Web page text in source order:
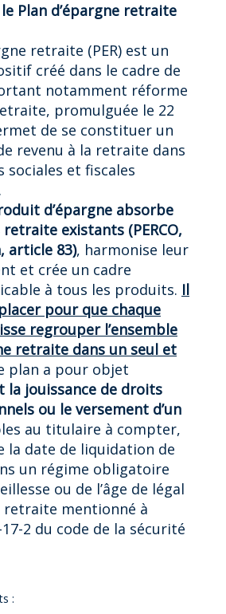
le Plan d’épargne retraite
retraite (PER) est un
créé dans le cadre de
notamment réforme
promulguée le 22
de se constituer un
revenu à la retraite dans
sociales et fiscales
d’épargne absorbe
existants (PERCO,
article 83), harmonise leur
et crée un cadre
à tous les produits. Il
pour que chaque
regrouper l’ensemble
retraite dans un seul et
plan a pour objet
la jouissance de droits
ou le versement d’un
au titulaire à compter,
la date de liquidation de
un régime obligatoire
ou de l’âge de légal
retraite mentionné à
17-2 du code de la sécurité
: